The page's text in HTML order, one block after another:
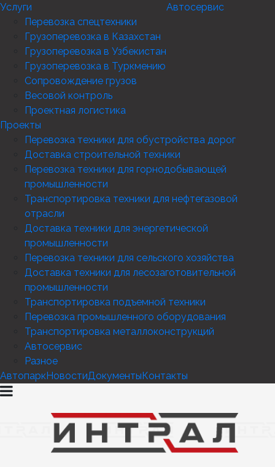
Услуги
Перевозка спецтехники
Грузоперевозка в Казахстан
Грузоперевозка в Узбекистан
Грузоперевозка в Туркмению
Сопровождение грузов
Весовой контроль
Проектная логистика
Автосервис
Проекты
Перевозка техники для обустройства дорог
Доставка строительной техники
Перевозка техники для горнодобывающей
промышленности
Транспортировка техники для нефтегазовой
отрасли
Доставка техники для энергетической
промышленности
Перевозка техники для сельского хозяйства
Доставка техники для лесозаготовительной
промышленности
Транспортировка подъемной техники
Перевозка промышленного оборудования
Транспортировка металлоконструкций
Автосервис
Разное
АвтопаркНовостиДокументыКонтакты